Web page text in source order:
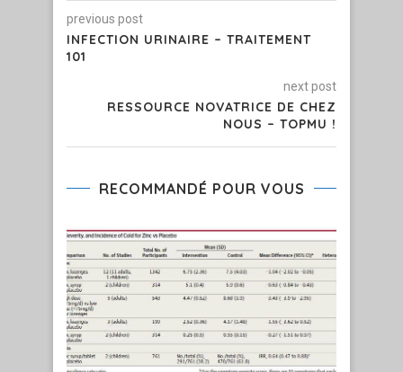
previous post
INFECTION URINAIRE – TRAITEMENT
101
next post
RESSOURCE NOVATRICE DE CHEZ
NOUS – TOPMU !
RECOMMANDÉ POUR VOUS